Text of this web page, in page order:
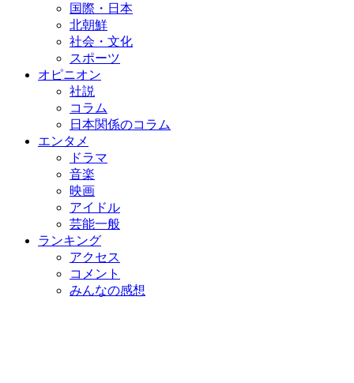
国際・日本
北朝鮮
社会・文化
スポーツ
オピニオン
社説
コラム
日本関係のコラム
エンタメ
ドラマ
音楽
映画
アイドル
芸能一般
ランキング
アクセス
コメント
みんなの感想